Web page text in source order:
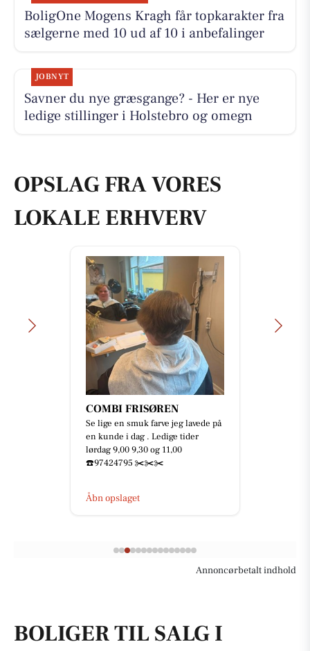
BoligOne Mogens Kragh får topkarakter fra
sælgerne med 10 ud af 10 i anbefalinger
JOBNYT
Savner du nye græsgange? - Her er nye
ledige stillinger i Holstebro og omegn
OPSLAG FRA VORES
LOKALE ERHVERV
COMBI FRISØREN
Se lige en smuk farve jeg lavede på
en kunde i dag . Ledige tider
lørdag 9,00 9,30 og 11,00
☎️97424795 ✂️✂️✂️
Åbn opslaget
Annoncørbetalt indhold
BOLIGER TIL SALG I